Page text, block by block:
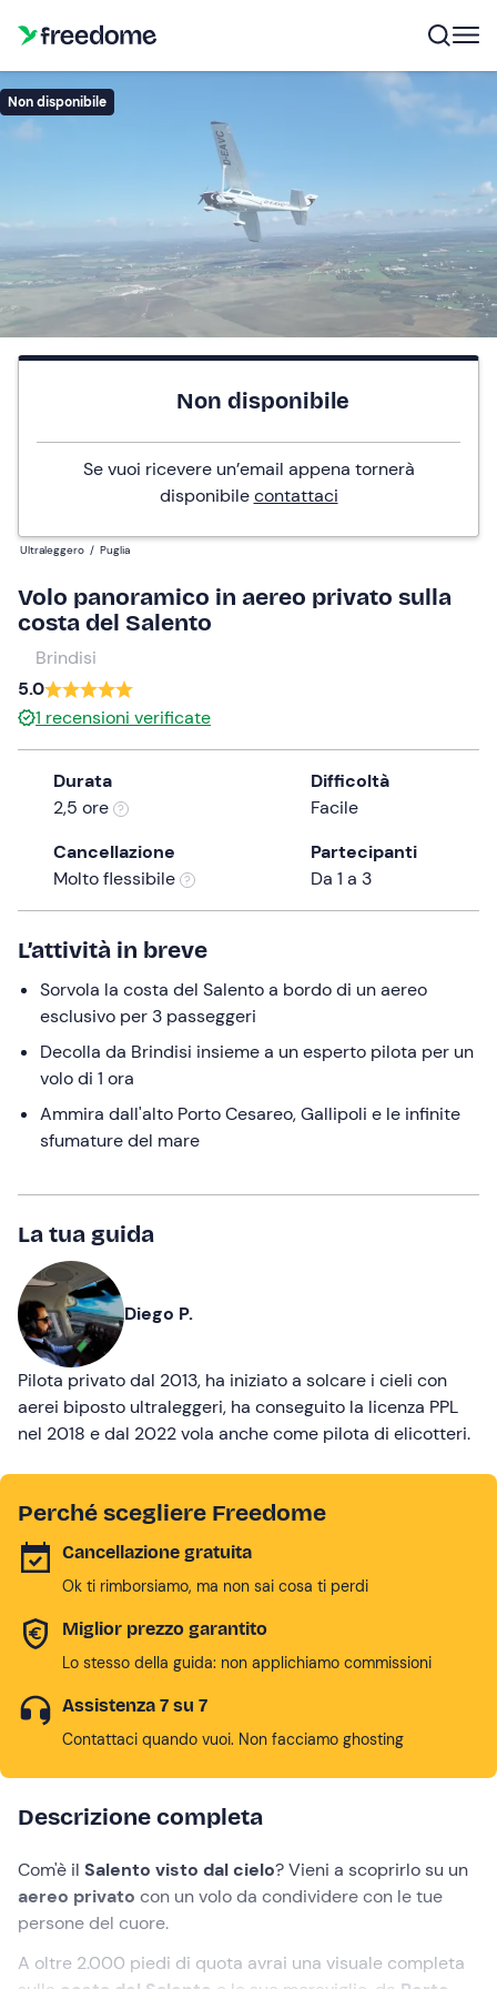
Non disponibile
Non disponibile
Se vuoi ricevere un’email appena tornerà
disponibilecontattaci
Ultraleggero / Puglia
Volo panoramico in aereo privato sulla
costa del Salento
Brindisi
5.0
1 recensioni verificate
Durata
2,5 ore
Difficoltà
Facile
Cancellazione
Molto flessibile
Partecipanti
Da 1 a 3
L’attività in breve
Sorvola la costa del Salento a bordo di un aereo
esclusivo per 3 passeggeri
Decolla da Brindisi insieme a un esperto pilota per un
volo di 1 ora
Ammira dall'alto Porto Cesareo, Gallipoli e le infinite
sfumature del mare
La tua guida
Diego P.
Pilota privato dal 2013, ha iniziato a solcare i cieli con
aerei biposto ultraleggeri, ha conseguito la licenza PPL
nel 2018 e dal 2022 vola anche come pilota di elicotteri.
Perché scegliere Freedome
Cancellazione gratuita
Ok ti rimborsiamo, ma non sai cosa ti perdi
Miglior prezzo garantito
Lo stesso della guida: non applichiamo commissioni
Assistenza 7 su 7
Contattaci quando vuoi. Non facciamo ghosting
Descrizione completa
Com'è il Salento visto dal cielo? Vieni a scoprirlo su un
aereo privato con un volo da condividere con le tue
persone del cuore.
A oltre 2.000 piedi di quota avrai una visuale completa